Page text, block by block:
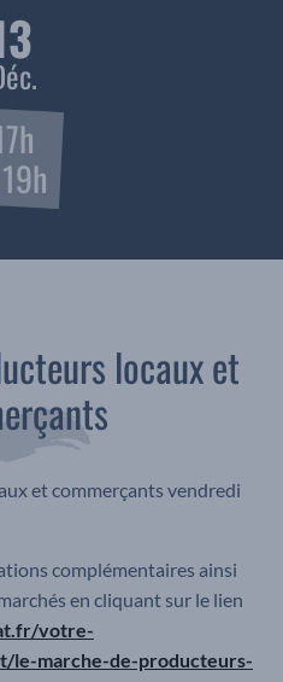
locaux et
et commerçants vendredi
complémentaires ainsi
en cliquant sur le lien
votre-
le-marche-de-producteurs-